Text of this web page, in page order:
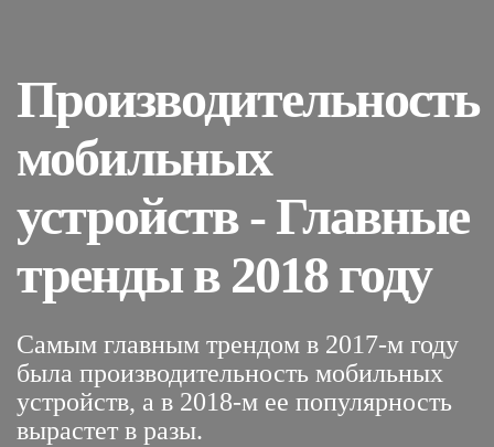
Производительность
мобильных
устройств - Главные
тренды в 2018 году
Самым главным трендом в 2017-м году
была производительность мобильных
устройств, а в 2018-м ее популярность
вырастет в разы.